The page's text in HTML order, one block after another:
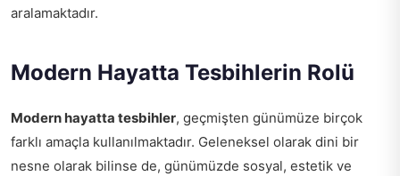
aralamaktadır.
Modern Hayatta Tesbihlerin Rolü
Modern hayatta tesbihler, geçmişten günümüze birçok
farklı amaçla kullanılmaktadır. Geleneksel olarak dini bir
nesne olarak bilinse de, günümüzde sosyal, estetik ve